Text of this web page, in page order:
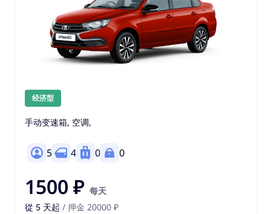
经济型
手动变速箱, 空调,
5 4 0 0
1500 ₽ 每天
從 5 天起 / 押金 20000 ₽